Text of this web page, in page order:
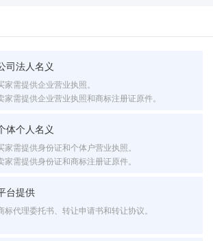
司法人名义
家需提供企业营业执照。
家需提供企业营业执照和商标注册证原件。
体个人名义
家需提供身份证和个体户营业执照。
家需提供身份证和商标注册证原件。
台提供
标代理委托书、转让申请书和转让协议。